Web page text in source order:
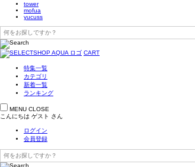
tower
mofua
yucuss
CART
特集一覧
カテゴリ
新着一覧
ランキング
MENU CLOSE
こんにちは ゲスト さん
ログイン
会員登録